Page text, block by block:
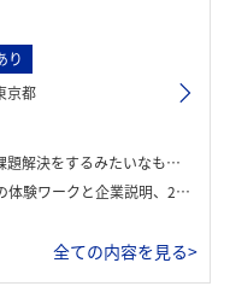
り
京都
するみたいなものであった。
つ目、3日目はワークとその発表であった。
全ての内容を見る>